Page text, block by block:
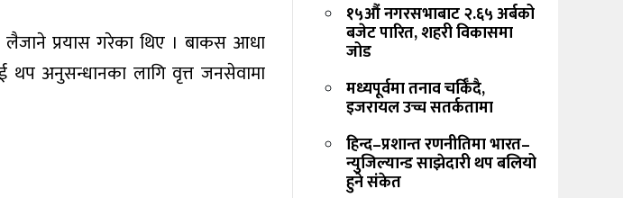
प्रयास गरेका थिए । बाकस आधा
अनुसन्धानका लागि वृत्त जनसेवामा
१५औं नगरसभाबाट २.६५ अर्बको
बजेट पारित, शहरी विकासमा
जोड
मध्यपूर्वमा तनाव चर्किँदै,
इजरायल उच्च सतर्कतामा
हिन्द–प्रशान्त रणनीतिमा भारत–
न्युजिल्यान्ड साझेदारी थप बलियो
हुने संकेत